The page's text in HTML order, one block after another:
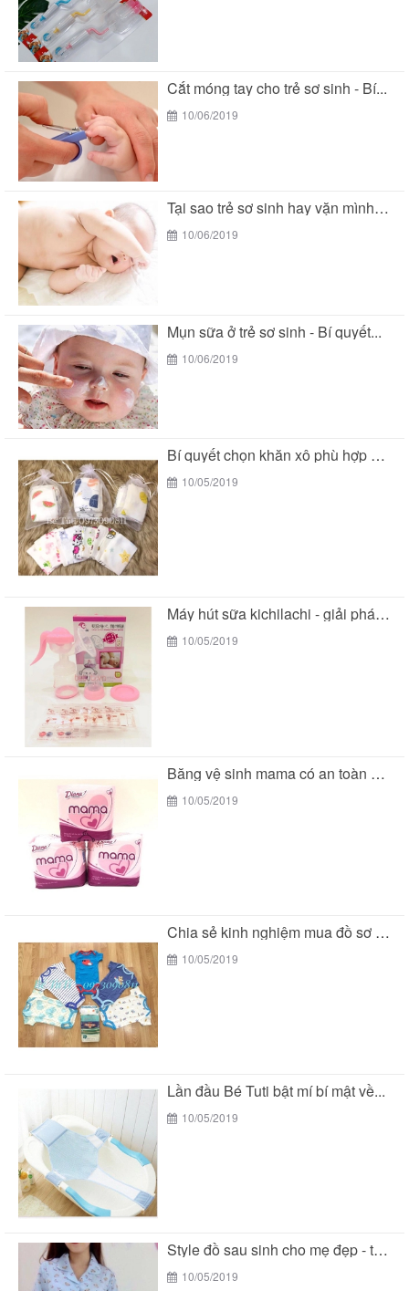
Cắt móng tay cho trẻ sơ sinh - Bí...
10/06/2019
Tại sao trẻ sơ sinh hay vặn mình khi...
10/06/2019
Mụn sữa ở trẻ sơ sinh - Bí quyết...
10/06/2019
Bí quyết chọn khăn xô phù hợp với làn...
10/05/2019
Máy hút sữa kichilachi - giải pháp tối ưu...
10/05/2019
Băng vệ sinh mama có an toàn cho các...
10/05/2019
Chia sẻ kinh nghiệm mua đồ sơ sinh của...
10/05/2019
Lần đầu Bé Tuti bật mí bí mật về...
10/05/2019
Style đồ sau sinh cho mẹ đẹp - tiện...
10/05/2019